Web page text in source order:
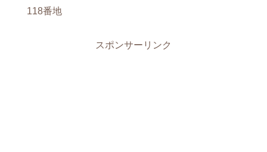
118番地
スポンサーリンク